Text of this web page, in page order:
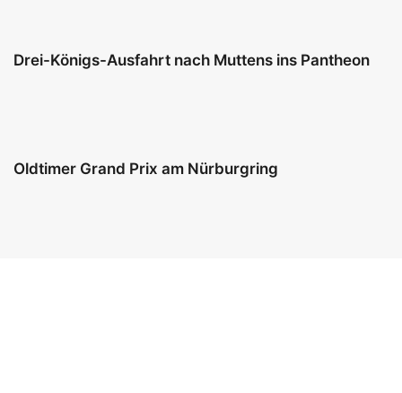
Drei-Königs-Ausfahrt nach Muttens ins Pantheon
Oldtimer Grand Prix am Nürburgring